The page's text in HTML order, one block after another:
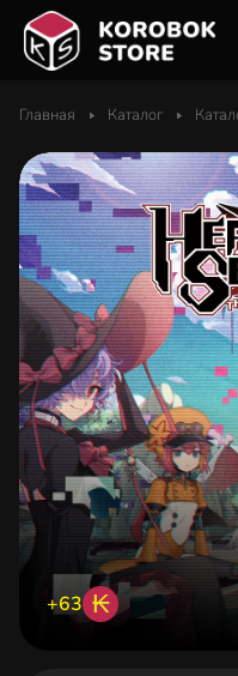
Главная Каталог
+63 ₭